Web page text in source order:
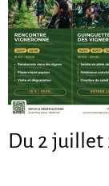
Du 2 juillet